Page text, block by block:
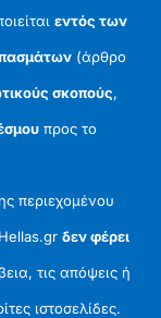
εντός των
(άρθρο
σκοπούς,
προς το
περιεχομένου
δεν φέρει
τις απόψεις ή
ιστοσελίδες.